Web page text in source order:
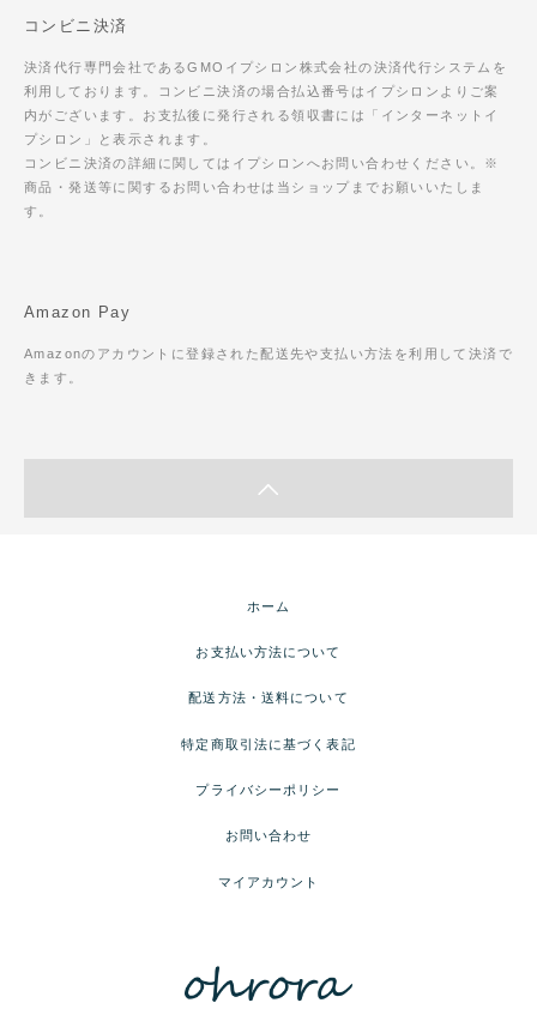
コンビニ決済
決済代行専門会社であるGMOイプシロン株式会社の決済代行システムを
利用しております。コンビニ決済の場合払込番号はイプシロンよりご案
内がございます。お支払後に発行される領収書には「インターネットイ
プシロン」と表示されます。
コンビニ決済の詳細に関してはイプシロンへお問い合わせください。※
商品・発送等に関するお問い合わせは当ショップまでお願いいたしま
す。
Amazon Pay
Amazonのアカウントに登録された配送先や支払い方法を利用して決済で
きます。
ホーム
お支払い方法について
配送方法・送料について
特定商取引法に基づく表記
プライバシーポリシー
お問い合わせ
マイアカウント